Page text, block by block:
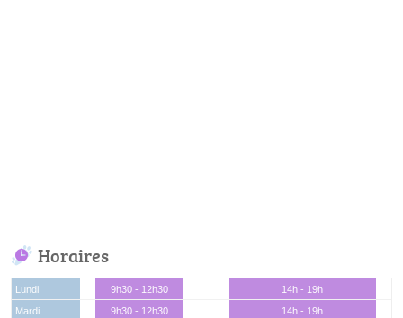
Horaires
Lundi 9h30 - 12h30
14h - 19h
Mardi
9h30 - 12h30
14h - 19h